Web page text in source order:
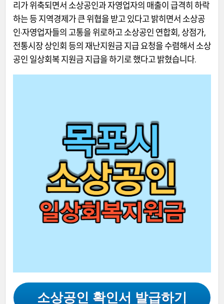
리가 위축되면서 소상공인과 자영업자의 매출이 급격히 하락
하는 등 지역경제가 큰 위협을 받고 있다고 밝히면서 소상공
인·자영업자들의 고통을 위로하고 소상공인 연합회, 상점가,
전통시장 상인회 등의 재난지원금 지급 요청을 수렴해서 소상
공인 일상회복 지원금 지급을 하기로 했다고 밝혔습니다.
소상공인 확인서 발급하기